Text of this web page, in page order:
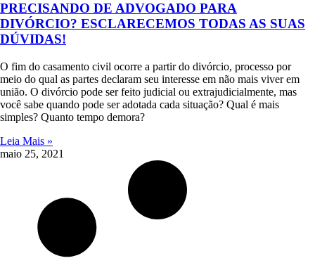
PRECISANDO DE ADVOGADO PARA
DIVÓRCIO? ESCLARECEMOS TODAS AS SUAS
DÚVIDAS!
O fim do casamento civil ocorre a partir do divórcio, processo por
meio do qual as partes declaram seu interesse em não mais viver em
união. O divórcio pode ser feito judicial ou extrajudicialmente, mas
você sabe quando pode ser adotada cada situação? Qual é mais
simples? Quanto tempo demora?
Leia Mais »
maio 25, 2021